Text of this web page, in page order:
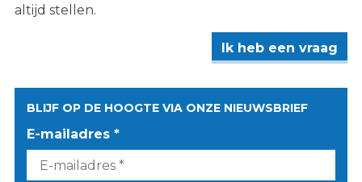
altijd stellen.
Ik heb een vraag
BLIJF OP DE HOOGTE VIA ONZE NIEUWSBRIEF
E-mailadres *